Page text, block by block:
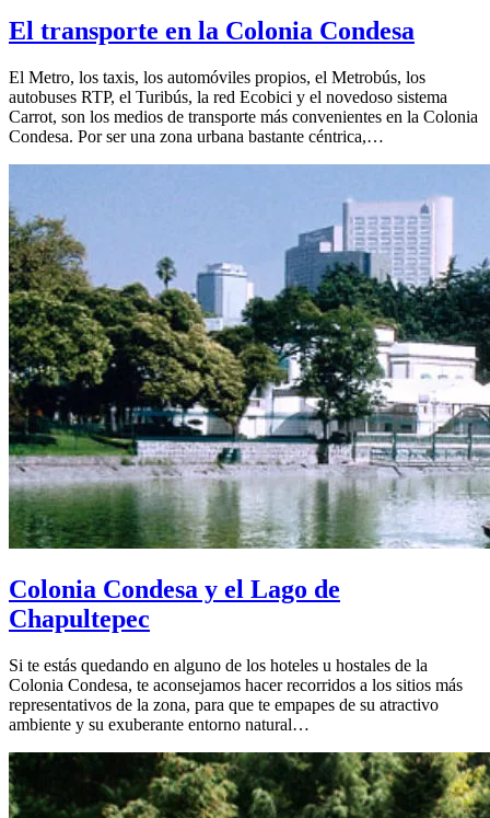
El transporte en la Colonia Condesa
El Metro, los taxis, los automóviles propios, el Metrobús, los
autobuses RTP, el Turibús, la red Ecobici y el novedoso sistema
Carrot, son los medios de transporte más convenientes en la Colonia
Condesa. Por ser una zona urbana bastante céntrica,…
Colonia Condesa y el Lago de
Chapultepec
Si te estás quedando en alguno de los hoteles u hostales de la
Colonia Condesa, te aconsejamos hacer recorridos a los sitios más
representativos de la zona, para que te empapes de su atractivo
ambiente y su exuberante entorno natural…